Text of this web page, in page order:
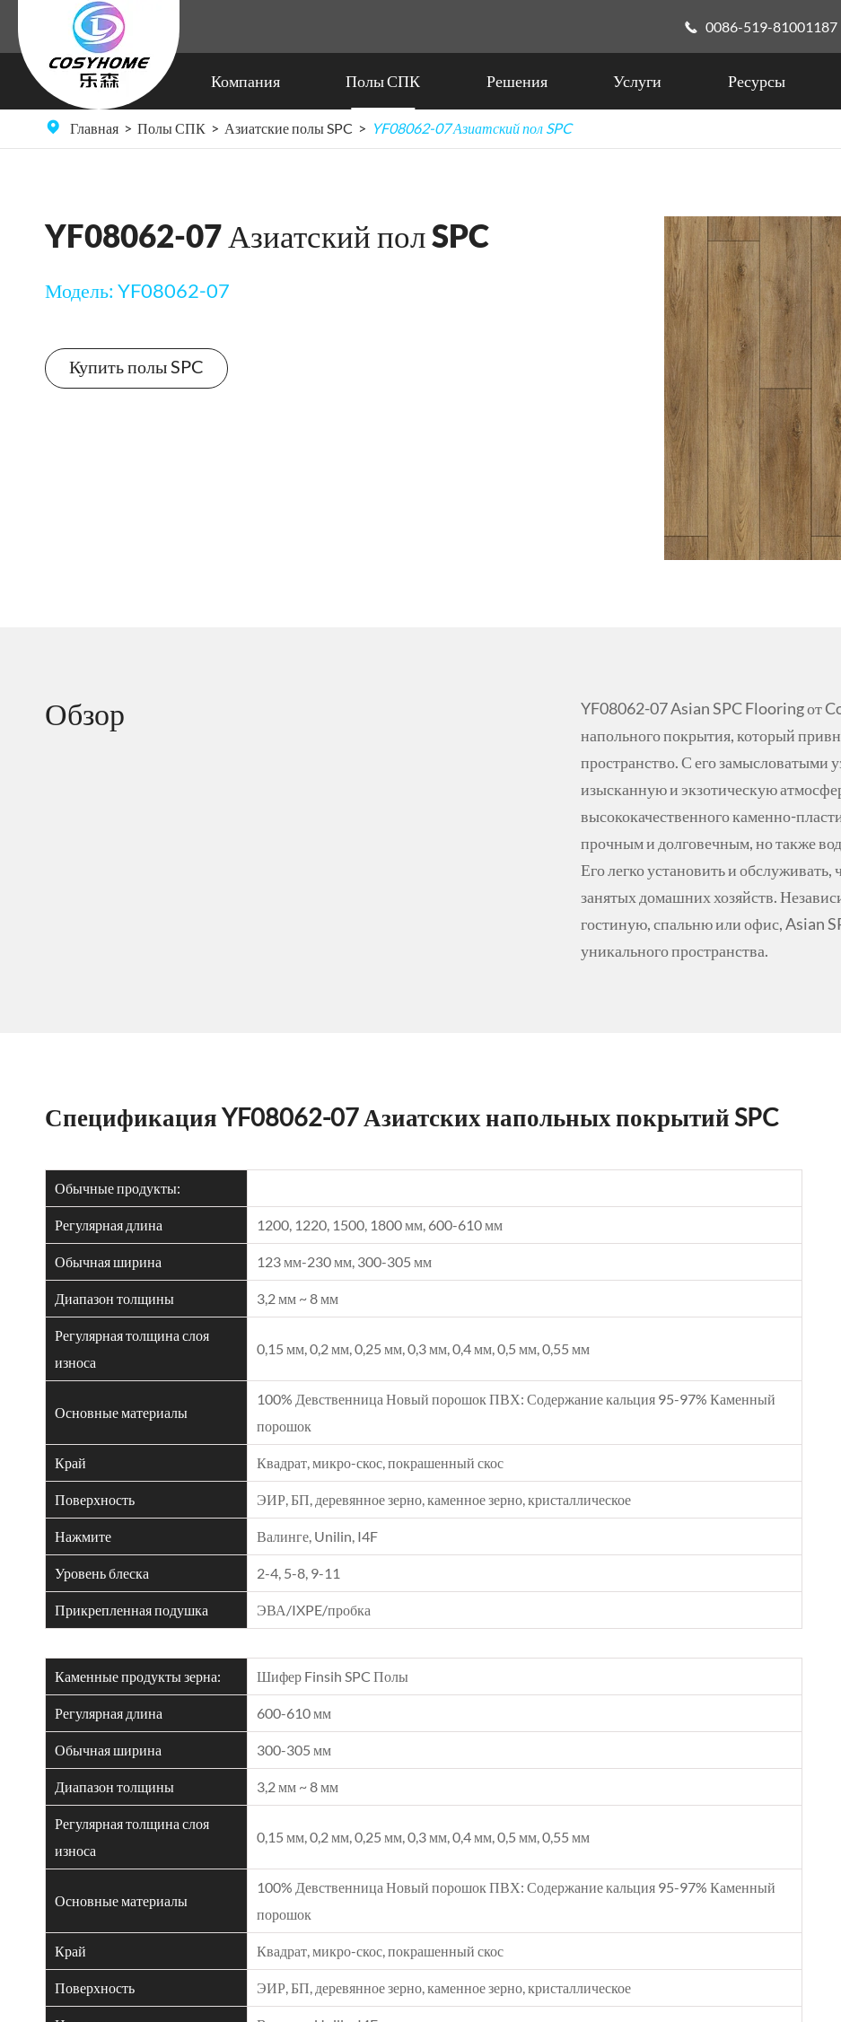
 0086-519-81001187
Компания Полы СПК Решения Услуги Ресурсы
Главная Полы СПК Азиатские полы SPC YF08062-07 Азиатский пол SPC
YF08062-07 Азиатский пол SPC
Модель: YF08062-07
Купить полы SPC
Обзор
YF08062-07 Asian SPC Flooring от
напольного покрытия, который
пространство. С его замысловатыми
изысканную и экзотическую
высококачественного каменно-
прочным и долговечным, но также
Его легко установить и
занятых домашних хозяйств.
гостиную, спальню или офис, Asian
уникального пространства.
Спецификация YF08062-07 Азиатских напольных покрытий SPC
Обычные продукты:
Регулярная длина 1200, 1220, 1500, 1800 мм, 600-610 мм
Обычная ширина 123 мм-230 мм, 300-305 мм
Диапазон толщины 3,2 мм ~ 8 мм
Регулярная толщина слоя
износа
0,15 мм, 0,2 мм, 0,25 мм, 0,3 мм, 0,4 мм, 0,5 мм, 0,55 мм
Основные материалы
100% Девственница Новый порошок ПВХ: Содержание кальция 95-97% Каменный
порошок
Край Квадрат, микро-скос, покрашенный скос
Поверхность ЭИР, БП, деревянное зерно, каменное зерно, кристаллическое
Нажмите Валинге, Unilin, I4F
Уровень блеска 2-4, 5-8, 9-11
Прикрепленная подушка ЭВА/IXPE/пробка
Каменные продукты зерна: Шифер Finsih SPC Полы
Регулярная длина 600-610 мм
Обычная ширина 300-305 мм
Диапазон толщины 3,2 мм ~ 8 мм
Регулярная толщина слоя
износа
0,15 мм, 0,2 мм, 0,25 мм, 0,3 мм, 0,4 мм, 0,5 мм, 0,55 мм
Основные материалы
100% Девственница Новый порошок ПВХ: Содержание кальция 95-97% Каменный
порошок
Край Квадрат, микро-скос, покрашенный скос
Поверхность ЭИР, БП, деревянное зерно, каменное зерно, кристаллическое